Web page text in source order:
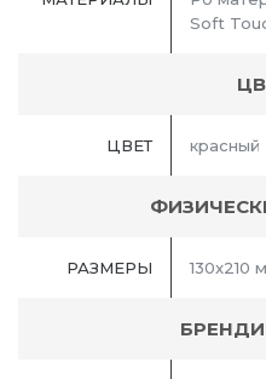
Soft
ЦВЕТ красный
РАЗМЕРЫ 130x210